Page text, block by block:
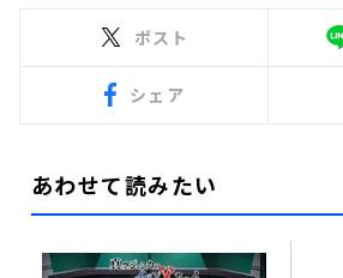
ポスト
シェア
あわせて読みたい